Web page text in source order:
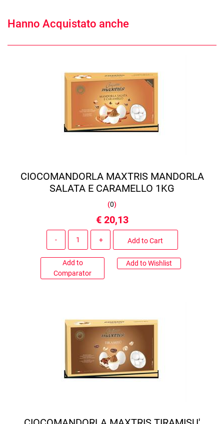
Hanno Acquistato anche
CIOCOMANDORLA MAXTRIS MANDORLA
SALATA E CARAMELLO 1KG
(0)
€ 20,13
Add to Cart
Add to
Comparator
Add to Wishlist